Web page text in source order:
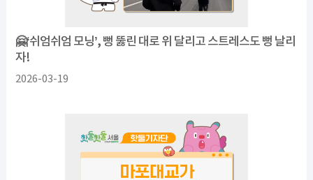
🤗‘쉬엄쉬엄 모닝’, 뻥 뚫린 대로 위 달리고 스트레스도 뻥 날리
자!
2026-03-19